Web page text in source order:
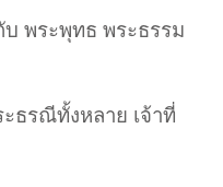
พระพุทธ พระธรรม
ธรณีทั้งหลาย เจ้าที่